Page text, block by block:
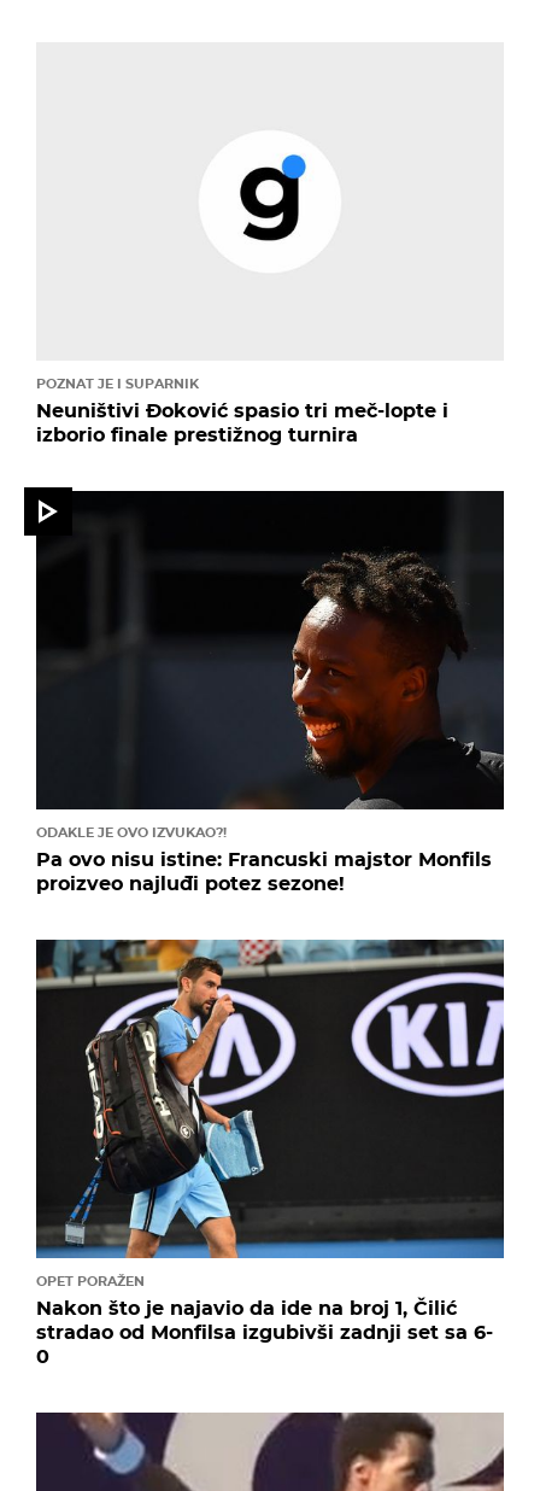
POZNAT JE I SUPARNIK
Neuništivi Đoković spasio tri meč-lopte i
izborio finale prestižnog turnira
ODAKLE JE OVO IZVUKAO?!
Pa ovo nisu istine: Francuski majstor Monfils
proizveo najluđi potez sezone!
OPET PORAŽEN
Nakon što je najavio da ide na broj 1, Čilić
stradao od Monfilsa izgubivši zadnji set sa 6-
0